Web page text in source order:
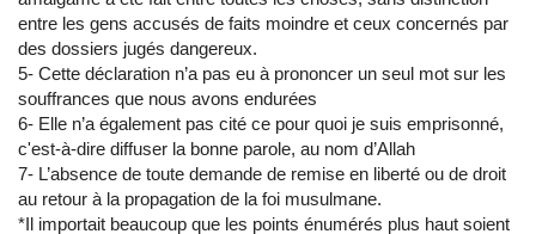
entre les gens accusés de faits moindre et ceux concernés par
des dossiers jugés dangereux.
5- Cette déclaration n’a pas eu à prononcer un seul mot sur les
souffrances que nous avons endurées
6- Elle n’a également pas cité ce pour quoi je suis emprisonné,
c'est-à-dire diffuser la bonne parole, au nom d’Allah
7- L’absence de toute demande de remise en liberté ou de droit
au retour à la propagation de la foi musulmane.
*Il importait beaucoup que les points énumérés plus haut soient